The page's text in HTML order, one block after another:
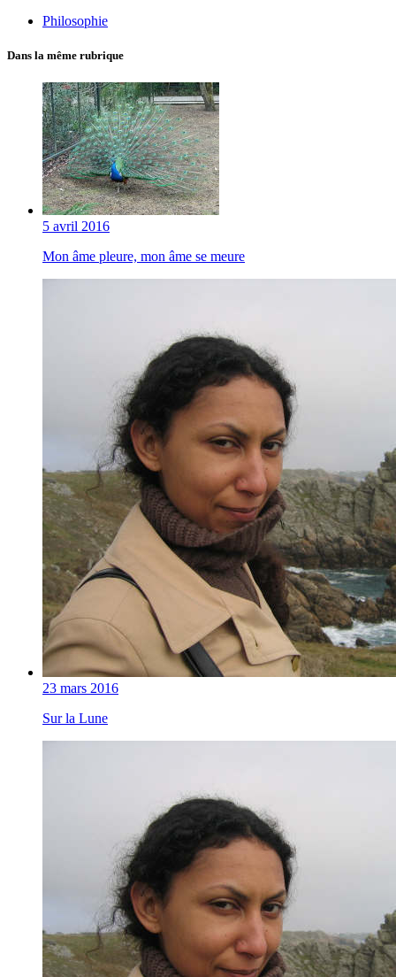
Philosophie
Dans la même rubrique
5 avril 2016
Mon âme pleure, mon âme se meure
23 mars 2016
Sur la Lune